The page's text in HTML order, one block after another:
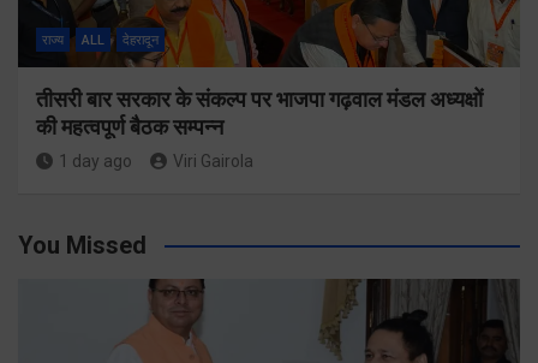
राज्य ALL देहरादून
तीसरी बार सरकार के संकल्प पर भाजपा गढ़वाल मंडल अध्यक्षों
की महत्वपूर्ण बैठक सम्पन्न
1 day ago Viri Gairola
You Missed